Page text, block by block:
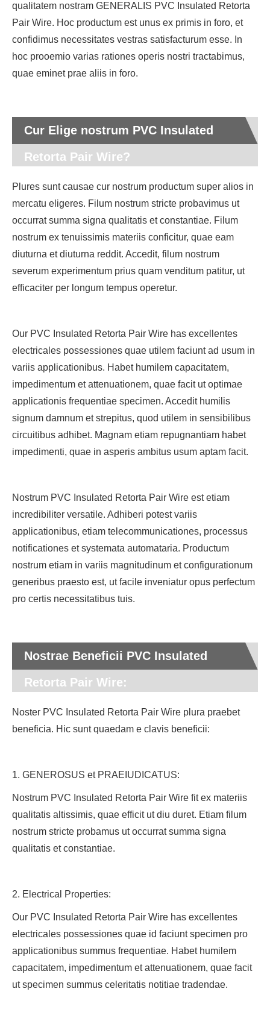
qualitatem nostram GENERALIS PVC Insulated Retorta
Pair Wire. Hoc productum est unus ex primis in foro, et
confidimus necessitates vestras satisfacturum esse. In
hoc prooemio varias rationes operis nostri tractabimus,
quae eminet prae aliis in foro.
Cur Elige nostrum PVC Insulated
Retorta Pair Wire?
Plures sunt causae cur nostrum productum super alios in
mercatu eligeres. Filum nostrum stricte probavimus ut
occurrat summa signa qualitatis et constantiae. Filum
nostrum ex tenuissimis materiis conficitur, quae eam
diuturna et diuturna reddit. Accedit, filum nostrum
severum experimentum prius quam venditum patitur, ut
efficaciter per longum tempus operetur.
Our PVC Insulated Retorta Pair Wire has excellentes
electricales possessiones quae utilem faciunt ad usum in
variis applicationibus. Habet humilem capacitatem,
impedimentum et attenuationem, quae facit ut optimae
applicationis frequentiae specimen. Accedit humilis
signum damnum et strepitus, quod utilem in sensibilibus
circuitibus adhibet. Magnam etiam repugnantiam habet
impedimenti, quae in asperis ambitus usum aptam facit.
Nostrum PVC Insulated Retorta Pair Wire est etiam
incredibiliter versatile. Adhiberi potest variis
applicationibus, etiam telecommunicationes, processus
notificationes et systemata automataria. Productum
nostrum etiam in variis magnitudinum et configurationum
generibus praesto est, ut facile inveniatur opus perfectum
pro certis necessitatibus tuis.
Nostrae Beneficii PVC Insulated
Retorta Pair Wire:
Noster PVC Insulated Retorta Pair Wire plura praebet
beneficia. Hic sunt quaedam e clavis beneficii:
1. GENEROSUS et PRAEIUDICATUS:
Nostrum PVC Insulated Retorta Pair Wire fit ex materiis
qualitatis altissimis, quae efficit ut diu duret. Etiam filum
nostrum stricte probamus ut occurrat summa signa
qualitatis et constantiae.
2. Electrical Properties:
Our PVC Insulated Retorta Pair Wire has excellentes
electricales possessiones quae id faciunt specimen pro
applicationibus summus frequentiae. Habet humilem
capacitatem, impedimentum et attenuationem, quae facit
ut specimen summus celeritatis notitiae tradendae.